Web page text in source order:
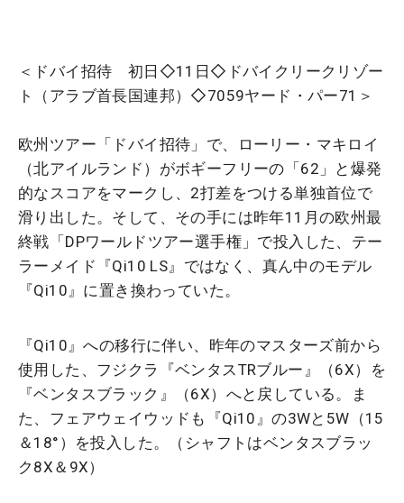
＜ドバイ招待 初日◇11日◇ドバイクリークリゾー
ト（アラブ首長国連邦）◇7059ヤード・パー71＞
欧州ツアー「ドバイ招待」で、ローリー・マキロイ
（北アイルランド）がボギーフリーの「62」と爆発
的なスコアをマークし、2打差をつける単独首位で
滑り出した。そして、その手には昨年11月の欧州最
終戦「DPワールドツアー選手権」で投入した、テー
ラーメイド『Qi10 LS』ではなく、真ん中のモデル
『Qi10』に置き換わっていた。
『Qi10』への移行に伴い、昨年のマスターズ前から
使用した、フジクラ『ベンタスTRブルー』（6X）を
『ベンタスブラック』（6X）へと戻している。ま
た、フェアウェイウッドも『Qi10』の3Wと5W（15
＆18°）を投入した。（シャフトはベンタスブラッ
ク8X＆9X）